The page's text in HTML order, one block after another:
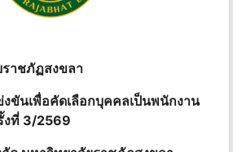
าชภัฏสงขลา
งขันเพื่อคัดเลือกบุคคลเป็นพนักงาน
งที่ 3/2569